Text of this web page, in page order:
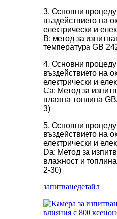
3. Основни
въздействието на
електрически и
B: метод за
температура GB
4. Основни
въздействието на
електрически и
Ca: Метод за
влажна топлина
3)
5. Основни
въздействието на
електрически и
Da: Метод за
влажност и
2-30)
запитванедетайл